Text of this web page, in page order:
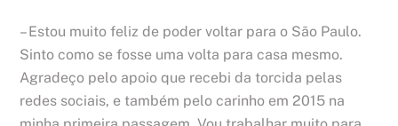
– Estou muito feliz de poder voltar para o São Paulo.
Sinto como se fosse uma volta para casa mesmo.
Agradeço pelo apoio que recebi da torcida pelas
redes sociais, e também pelo carinho em 2015 na